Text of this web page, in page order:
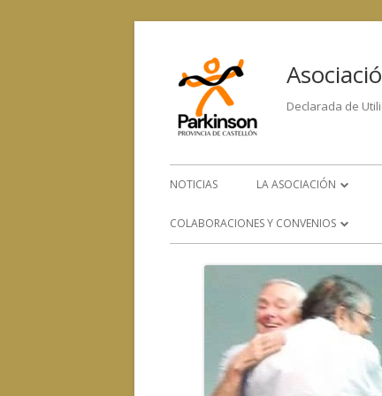
Declarada de
NOTICIAS LA ASOCIACIÓN
LA ENFERMEDAD
EQUIPO HUMANO
CONTACTA CON
COLABORACIONES Y CONVENIOS
COLABORACIÓN CON OTRAS
ENTIDADES SOCIALES, SANITARIAS
Y DE INVESTIGACIÓN